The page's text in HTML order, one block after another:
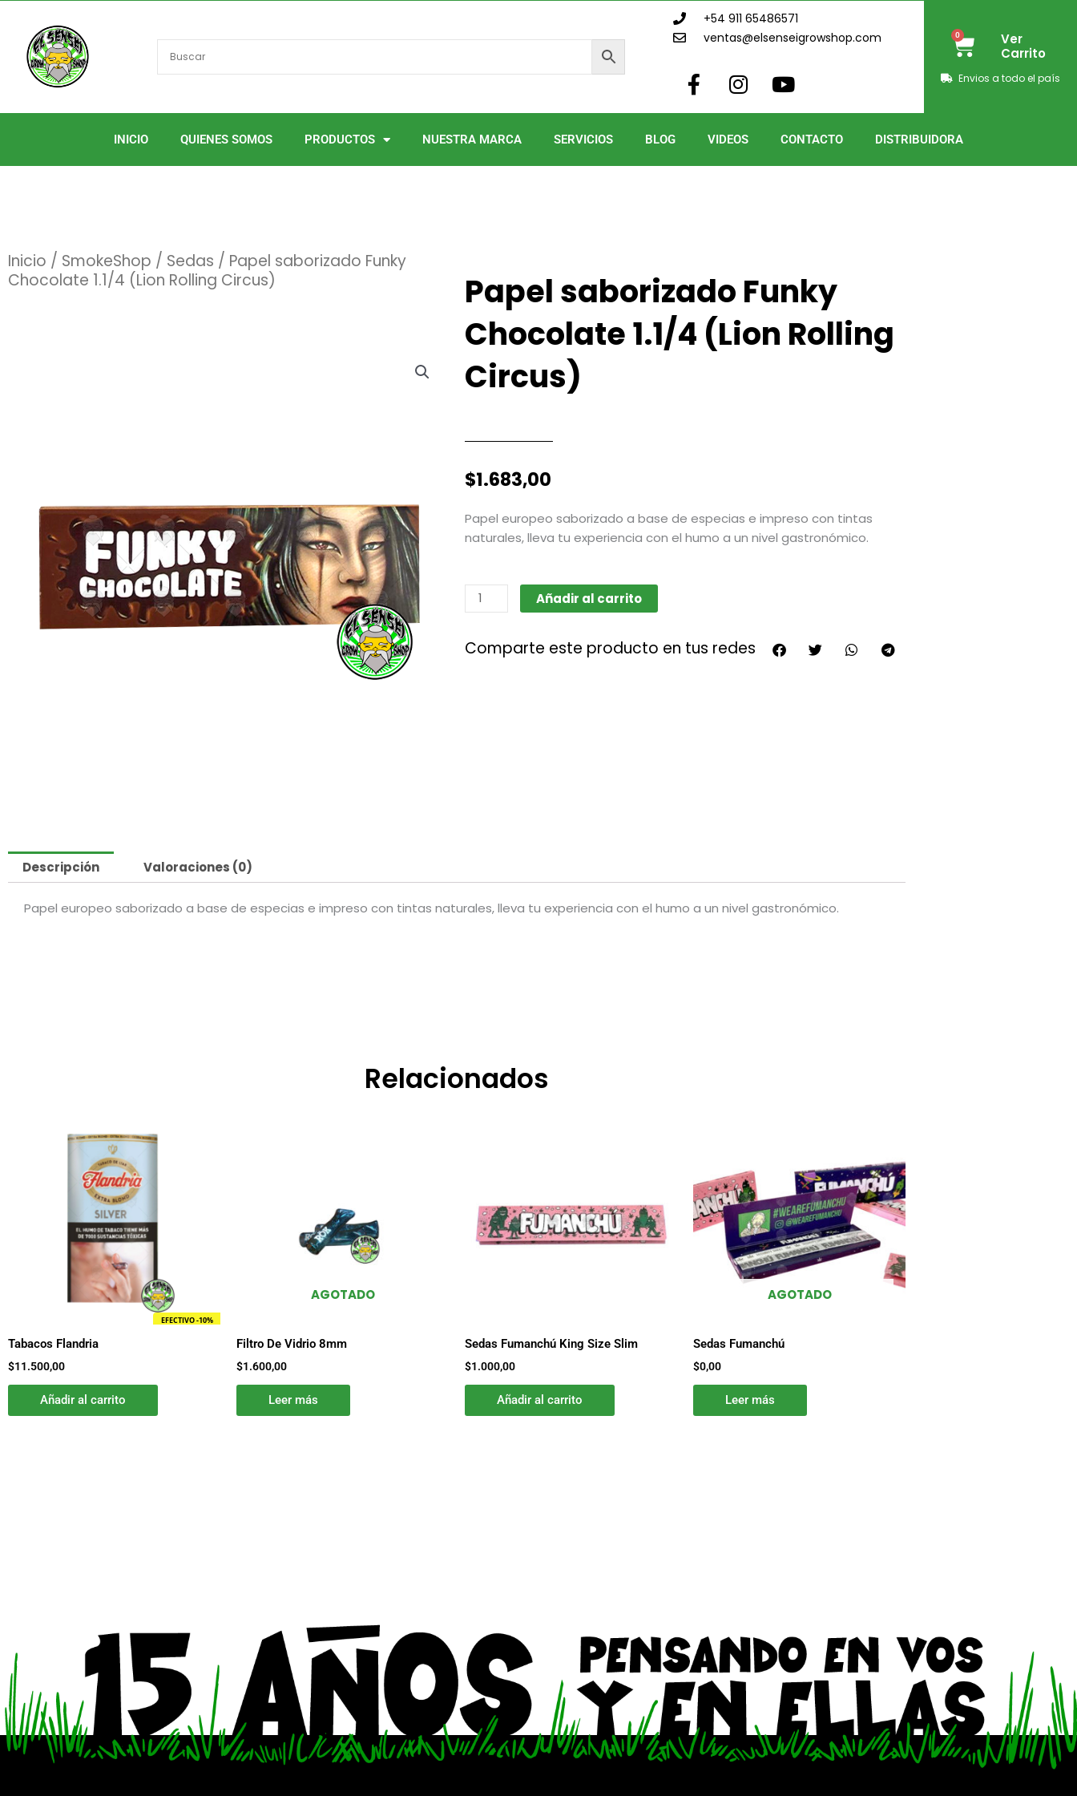
contenido
+54 911 65486571
ventas@elsenseigrowshop.com
F
a
c
I
n
s
t
Y
o
u
t
0
Cart
Ver
Carrito
Envios a todo el país
INICIO QUIENES SOMOS PRODUCTOS NUESTRA MARCA SERVICIOS BLOG VIDEOS CONTACTO DISTRIBUIDORA
Inicio / SmokeShop / Sedas / Papel saborizado Funky
Chocolate 1.1/4 (Lion Rolling Circus)
Papel saborizado Funky
Chocolate 1.1/4 (Lion Rolling
Circus)
$1.683,00
Papel europeo saborizado a base de especias e impreso con tintas
naturales, lleva tu experiencia con el humo a un nivel gastronómico.
Papel
saborizado
Chocolate
Añadir al carrito
Comparte este producto en tus redes
Descripción Valoraciones (0)
Papel europeo saborizado a base de especias e impreso con tintas naturales, lleva tu experiencia con el humo a un nivel gastronómico.
Relacionados
EFECTIVO -10%
Tabacos Flandria
$11.500,00
Añadir al carrito
AGOTADO
Filtro De Vidrio 8mm
$1.600,00
Leer más
Sedas Fumanchú King Size Slim
$1.000,00
Añadir al carrito
AGOTADO
Sedas Fumanchú
$0,00
Leer más